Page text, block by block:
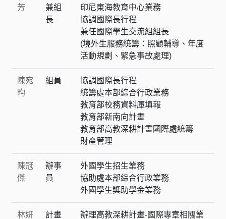
芳
兼組
長
印尼東海教育中心業務
協調國際長行程
兼任國際學生交流組組長
(境外生服務統籌：照顧輔導、年度
活動規劃、緊急事故處理)
陳宛
昀
組員
協調國際長行程
統籌處本部綜合行政業務
教育部校務資料庫填報
教育部新南向計畫
教育部高教深耕計畫國際處統籌
財產管理
陳冠
傑
辦事
員
外國學生招生業務
協助處本部綜合行政業務
外國學生獎助學金業務
林妍
計畫
辦理高教深耕計畫-國際專章相關業